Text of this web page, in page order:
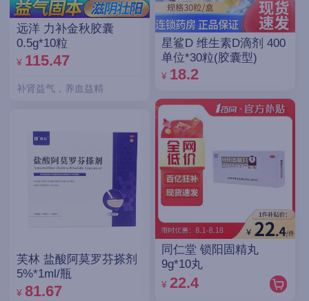
远洋 力补金秋胶囊
0.5g*10粒
¥ 115.47
补肾益气，养血益精
芙林 盐酸阿莫罗芬搽剂
5%*1ml/瓶
¥ 81.67
星鲨D 维生素D滴剂 400
单位*30粒(胶囊型)
¥ 18.2
同仁堂 锁阳固精丸
9g*10丸
¥ 22.4